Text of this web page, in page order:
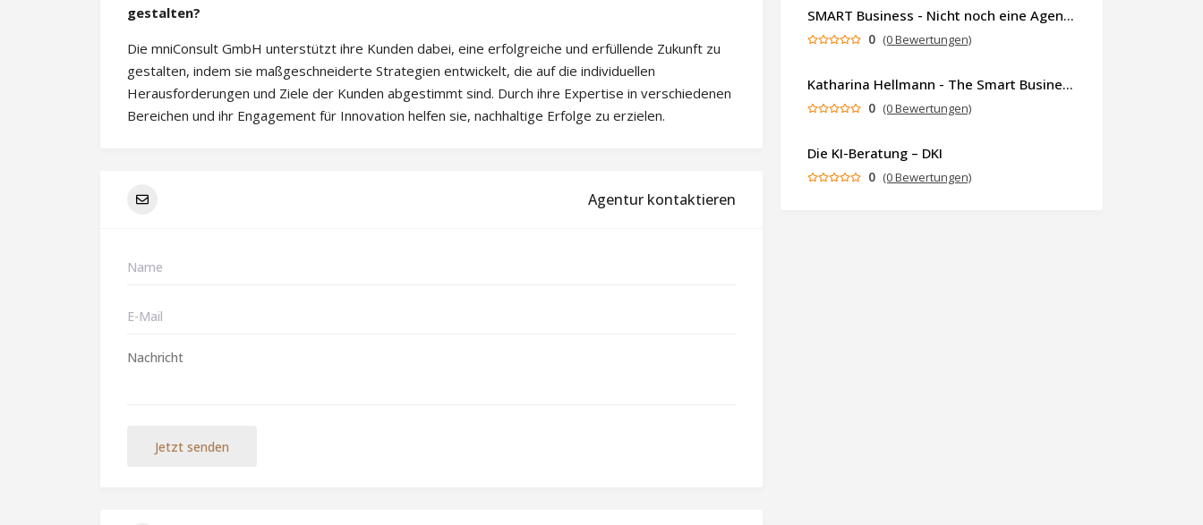
gestalten?
Die mniConsult GmbH unterstützt ihre Kunden dabei, eine erfolgreiche und erfüllende Zukunft zu
gestalten, indem sie maßgeschneiderte Strategien entwickelt, die auf die individuellen
Herausforderungen und Ziele der Kunden abgestimmt sind. Durch ihre Expertise in verschiedenen
Bereichen und ihr Engagement für Innovation helfen sie, nachhaltige Erfolge zu erzielen.
Agentur kontaktieren
Jetzt senden
SMART Business - Nicht noch eine Agentur. Sondern ein Partner, der dein Business als Ganzes denkt.
0 (0 Bewertungen)
Katharina Hellmann - The Smart Business Coach
0 (0 Bewertungen)
Die KI-Beratung – DKI
0 (0 Bewertungen)